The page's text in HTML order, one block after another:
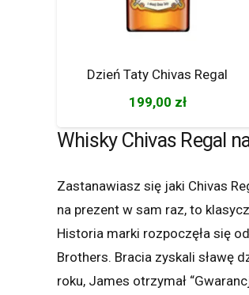
Dzień Taty Chivas Regal
199,00 zł
Whisky Chivas Regal
Zastanawiasz się jaki Chivas
na prezent w sam raz, to
Historia marki rozpoczęła się
Brothers. Bracia zyskali sławę
roku, James otrzymał